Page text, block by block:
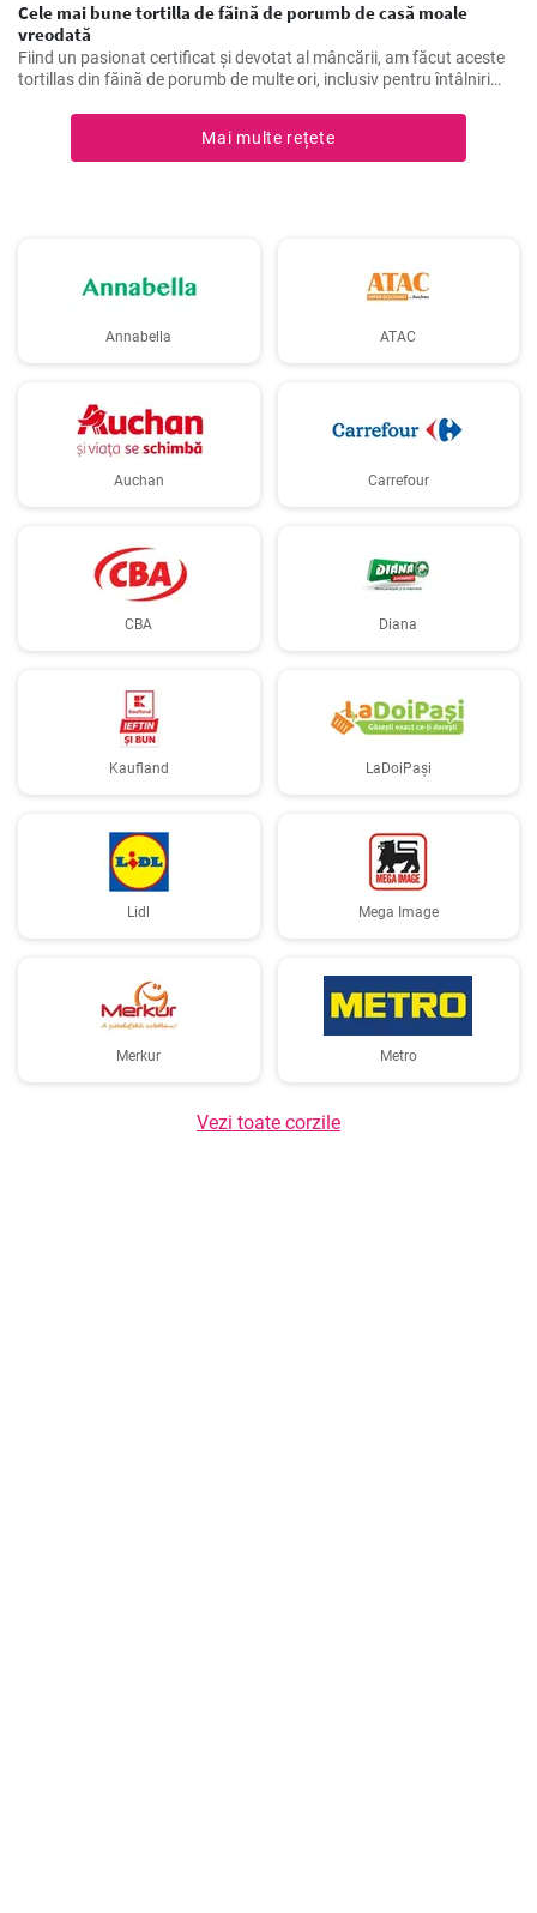
Cele mai bune tortilla de făină de porumb de casă moale
vreodată
Fiind un pasionat certificat și devotat al mâncării, am făcut aceste
tortillas din făină de porumb de multe ori, inclusiv pentru întâlniri
acompaniament excelent sau o bază pentru o varietate de
mâncăruri mexicane și, de asemenea, o salvare pentru cei care
urmează o dietă fără gluten. Este o singură rețetă, dar se simte de
Mai multe rețete
Annabella ATAC
Auchan Carrefour
CBA Diana
Kaufland LaDoiPași
Lidl Mega Image
Merkur Metro
Vezi toate corzile